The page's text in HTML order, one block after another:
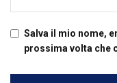
Salva il mio nome,
prossima volta che